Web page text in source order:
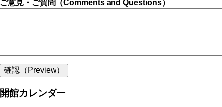
ご意見・ご質問（Comments and Questions）
開館カレンダー